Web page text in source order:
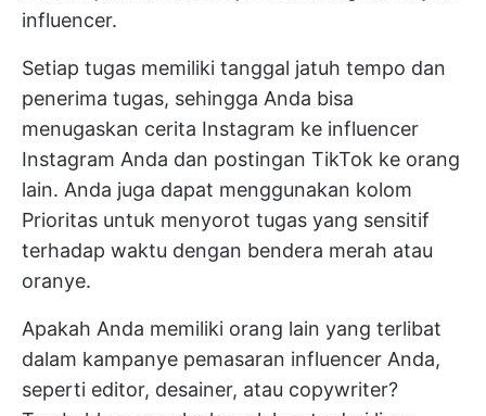
influencer.
Setiap tugas memiliki tanggal jatuh tempo dan
penerima tugas, sehingga Anda bisa
menugaskan cerita Instagram ke influencer
Instagram Anda dan postingan TikTok ke orang
lain. Anda juga dapat menggunakan kolom
Prioritas untuk menyorot tugas yang sensitif
terhadap waktu dengan bendera merah atau
oranye.
Apakah Anda memiliki orang lain yang terlibat
dalam kampanye pemasaran influencer Anda,
seperti editor, desainer, atau copywriter?